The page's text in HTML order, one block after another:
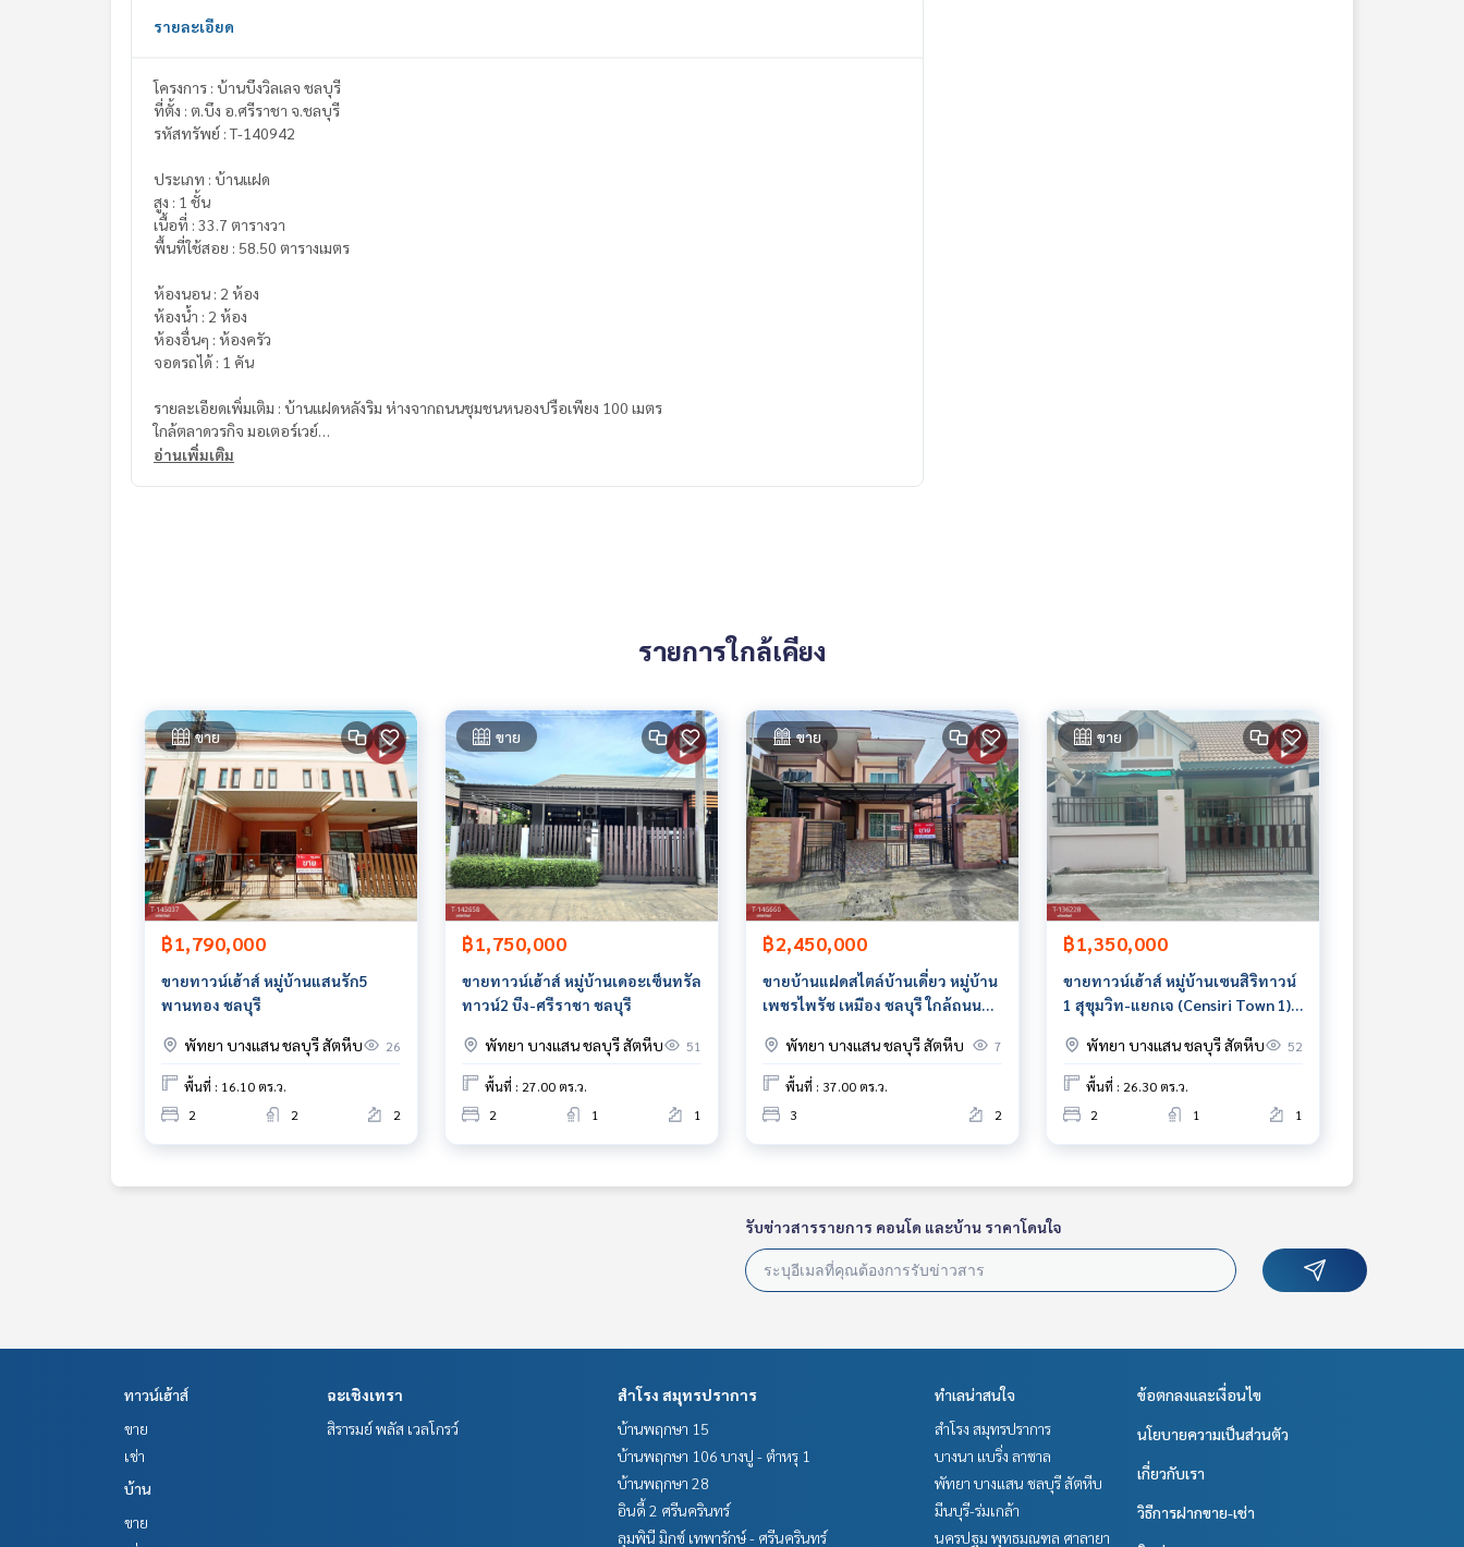
รายละเอียด
โครงการ : บ้านบึงวิลเลจ ชลบุรี
ที่ตั้ง : ต.บึง อ.ศรีราชา จ.ชลบุรี
รหัสทรัพย์ : T-140942
ประเภท : บ้านแฝด
สูง : 1 ชั้น
เนื้อที่ : 33.7 ตารางวา
พื้นที่ใช้สอย : 58.50 ตารางเมตร
ห้องนอน : 2 ห้อง
ห้องน้ำ : 2 ห้อง
ห้องอื่นๆ : ห้องครัว
จอดรถได้ : 1 คัน
รายละเอียดเพิ่มเติม : บ้านแฝดหลังริม ห่างจากถนนชุมชนหนองปรือเพียง 100 เมตร
ใกล้ตลาดวรกิจ มอเตอร์เวย์
ลิงค์แผนที่ :https://maps.google.com/?q=13.08773870,101.00415940
**เรามีบริการจัดสินเชื่อให้ฟรี พร้อมยินดีให้คำปรึกษา มีให้เลือกทุกธนาคาร**
**พร้อมอัตราดอกเบี้ยพิเศษ และ วงเงินสูงสุด 90-100% ของราคาประเมิน**
สนใจสอบถามข้อมูลเพิ่มเติม หรือ นัดชมบ้านได้ที่
Tel :0857417495แอร์ (รหัสตัวแทน 5291)
Line ID : airport11
Callcenter :
สนใจดูทรัพย์อื่นๆ เพิ่มเติม มากกว่า 3,000 รายการ
www.tb.co.th
The Best Property Agent CO,.LTD. ผู้นำด้านธุรกิจนายหน้า ตัวแทนอสังหาริมทรัพย์ครบวงจร ด้วยความเป็นมืออาชีพ ใช้เ
อ่านเพิ่มเติม
รายการใกล้เคียง
ขาย
฿1,790,000
ขายทาวน์เฮ้าส์ หมู่บ้านแสนรัก5
พานทอง ชลบุรี
พัทยา บางแสน ชลบุรี สัตหีบ 26
พื้นที่ : 16.10 ตร.ว.
2
2 2
ขาย
฿1,750,000
ขายทาวน์เฮ้าส์ หมู่บ้านเดอะเซ็นทรัล
ทาวน์2 บึง-ศรีราชา ชลบุรี
พัทยา บางแสน ชลบุรี สัตหีบ 51
พื้นที่ : 27.00 ตร.ว.
2
1 1
ขาย
฿2,450,000
ขายบ้านแฝดสไตล์บ้านเดี่ยว หมู่บ้าน
เพชรไพรัช เหมือง ชลบุรี ใกล้ถนน
พัทยา บางแสน ชลบุรี สัตหีบ
7
พื้นที่ : 37.00 ตร.ว.
3
2
ขาย
฿1,350,000
ขายทาวน์เฮ้าส์ หมู่บ้านเซนสิริทาวน์
1 สุขุมวิท-แยกเจ (Censiri Town 1)
พัทยา บางแสน ชลบุรี สัตหีบ
52
พื้นที่ : 26.30 ตร.ว.
2
1 1
รับข่าวสารรายการ คอนโด และบ้าน ราคาโดนใจ
ทาวน์เฮ้าส์
ขาย
เช่า
บ้าน
ขาย
ฉะเชิงเทรา
สิรารมย์ พลัส เวลโกรว์
สำโรง สมุทรปราการ
บ้านพฤกษา 15
บ้านพฤกษา 106 บางปู - ตำหรุ 1
บ้านพฤกษา 28
อินดี้ 2 ศรีนครินทร์
ลุมพินี มิกซ์ เทพารักษ์ - ศรีนครินทร์
ทำเลน่าสนใจ
สำโรง สมุทรปราการ
บางนา แบริ่ง ลาซาล
พัทยา บางแสน ชลบุรี สัตหีบ
มีนบุรี-ร่มเกล้า
นครปฐม พุทธมณฑล ศาลายา
ข้อตกลงและเงื่อนไข
นโยบายความเป็นส่วนตัว
เกี่ยวกับเรา
วิธีการฝากขาย-เช่า